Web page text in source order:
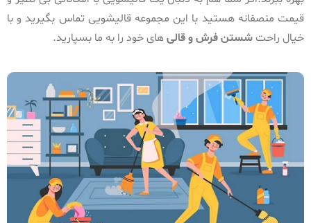
قیمت منصفانه هستید با این مجموعه قالیشویی تماس بگیرید و با
خیال راحتشستن فرش و قالیهای خود را به ما بسپارید.